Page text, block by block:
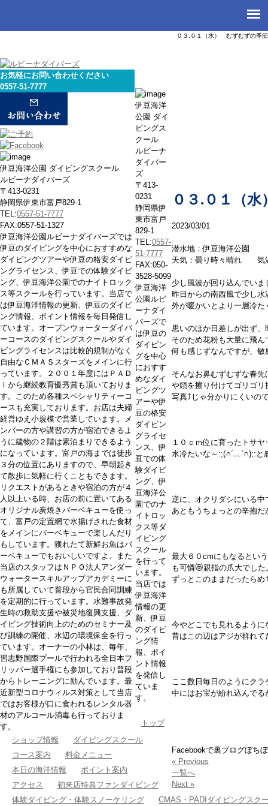
０３.０１（水） むずむずの季節
お気軽にお問い合わせください
0557-51-7777
伊豆海洋公園 ダイビングスクール
ルビーナダイバーズ
〒413-0231
静岡県伊東市富戸829-1
TEL:0557-51-7777
FAX:0557-51-1327
伊豆海洋公園ルビーナダイバーズでは
伊豆のダイビングを中心におすすめな
ダイビングツアーや伊豆の格安ダイビ
ングライセンス、伊豆での体験ダイビ
ング、伊豆海洋公園でのナイトロック
ス等スクールを行っています。当店で
は伊豆海洋情報の更新、伊豆のダイビ
ング情報、ポイント情報を毎日発信し
ています。オープンウォーターダイバ
ーコースのダイビングスクールやダイ
ビングライセンスは比較的規制がなく
自由なＣＭＡＳスターズをメインに行
っています。２００１年度にはＰＡＤ
Ｉから継続教育優秀賞も頂いておりま
す。このため各種スペシャリティーコ
ースも充実しております。お店は夫婦
経営ゆえ小規模で営業しています。メ
ンバーの方や講習の方が宿泊できるよ
うに建物の２階は素泊まりできるよう
になっています。富戸の海までは徒歩
３分の位置にありますので、早朝起き
て散歩に気軽に行くこともできます。
リクエストがあるときや宿泊の方が４
人以上いる時、お店の前に置いてある
オリジナル炭焼きバーベキューを使っ
て、富戸の定置網で水揚げされた食材
をメインにバーベキューで楽しんだり
もしています。獲れたて新鮮お魚はバ
ーベキューでもおいしいですよ。また
当店のスタッフはＮＰＯ法人アンダー
ウォータースキルアップアカデミーに
も所属していて普段から官民合同訓練
を定期的に行っています。水難事故発
生時の救助支援や被災地復興支援、ダ
イビング技術向上のためのセミナー及
び訓練の開催、水辺の環境保全を行っ
ています。オーナーの小林は、毎年、
習志野国際プールで行われる全日本フ
リッパー選手権にも参加しており普段
からトレーニングに励んでいます。最
近新型コロナウィルス対策として当店
ではお客様が口に食われるレンタル器
材のアルコール消毒も行っておりま
す。
０３.０１（
2023/03/01
潜水地：伊豆海洋公園
天気：曇り時々晴れ
少し風波が回り込んでい
昨日からの南西風で少し
外が暖かいとより一層冷
思いのほか日差しが出ず
そのため花粉も大量に飛
何も感じずなんですが、
そんなお鼻むずむずな春
や頭を擦り付けてゴリゴリ
写真⤴じゃ分かりにくいの
１０ｃｍ位に育ったトサ
水冷たいな～:;(∩´﹏`∩);:と
逆に、オクリダシにいる
あともうちょっとの辛抱だ
最大６０cmにもなるとい
も可憐😻親指の爪大でした
ずっとこのままだったら
今やどこでも見れるように
昔はこの辺はアジが群れて
ここ数日毎日のようにク
中にはお宝が紛れ込んで
Facebookで裏ブログぼち
« Previous
一覧へ
Next »
伊豆海洋
公園 ダイ
ビングス
クール
ルビーナ
ダイバー
ズ
〒413-
0231
静岡県伊
東市富戸
829-1
TEL:0557-
51-7777
FAX:050-
3528-5099
伊豆海洋
公園ルビ
ーナダイ
バーズで
は伊豆の
ダイビン
グを中心
におすす
めなダイ
ビングツ
アーや伊
豆の格安
ダイビン
グライセ
ンス、伊
豆での体
験ダイビ
ング、伊
豆海洋公
園でのナ
イトロッ
クス等ダ
イビング
スクール
を行って
います。
当店では
伊豆海洋
情報の更
新、伊豆
のダイビ
ング情
報、ポイ
ント情報
を発信し
ていま
す。
トップ
ショップ情報
ダイビングスクール
コース案内
料金メニュー
本日の海洋情報
ポイント案内
アクセス
初来店特典ファンダイビング
体験ダイビング・体験スノーケリング
CMAS・PADIダイビングスク